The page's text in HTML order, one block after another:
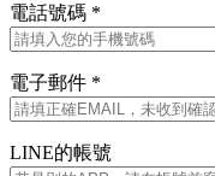
電話號碼 *
電子郵件 *
LINE的帳號